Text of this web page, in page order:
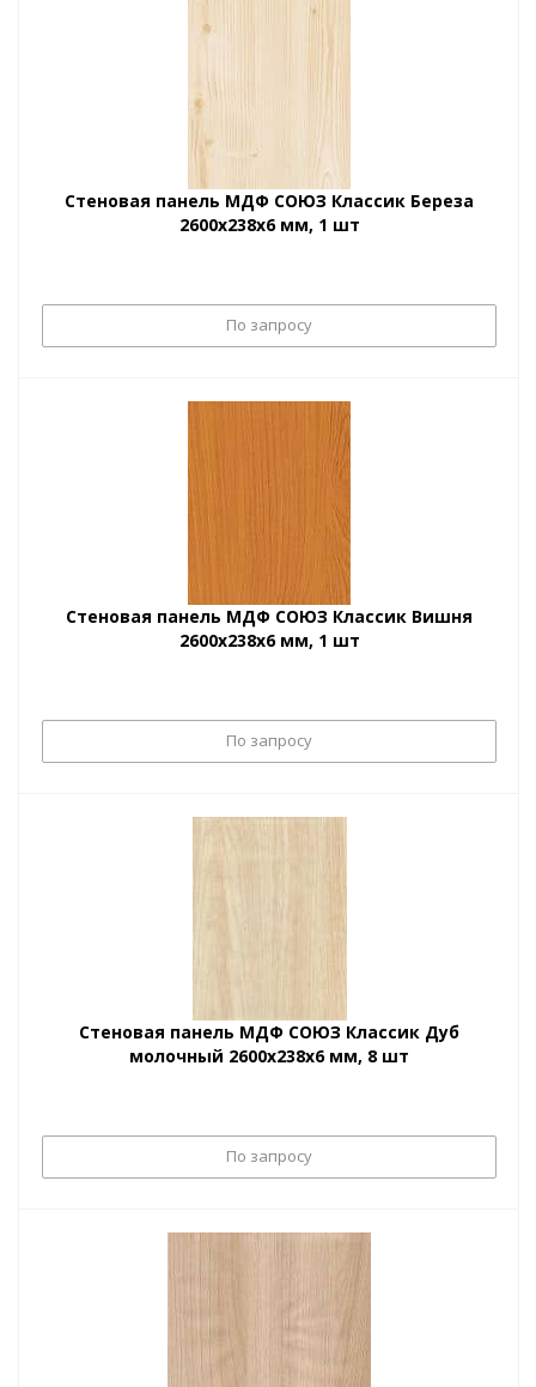
Стеновая панель МДФ СОЮЗ Классик Береза
2600х238х6 мм, 1 шт
По запросу
Стеновая панель МДФ СОЮЗ Классик Вишня
2600х238х6 мм, 1 шт
По запросу
Стеновая панель МДФ СОЮЗ Классик Дуб
молочный 2600х238х6 мм, 8 шт
По запросу